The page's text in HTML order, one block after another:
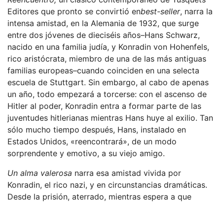
Editores que pronto se convirtió enbest-seller, narra la
intensa amistad, en la Alemania de 1932, que surge
entre dos jóvenes de dieciséis años–Hans Schwarz,
nacido en una familia judía, y Konradin von Hohenfels,
rico aristócrata, miembro de una de las más antiguas
familias europeas–cuando coinciden en una selecta
escuela de Stuttgart. Sin embargo, al cabo de apenas
un año, todo empezará a torcerse: con el ascenso de
Hitler al poder, Konradin entra a formar parte de las
juventudes hitlerianas mientras Hans huye al exilio. Tan
sólo mucho tiempo después, Hans, instalado en
Estados Unidos, «reencontrará», de un modo
sorprendente y emotivo, a su viejo amigo.
Un alma valerosa narra esa amistad vivida por
Konradin, el rico nazi, y en circunstancias dramáticas.
Desde la prisión, aterrado, mientras espera a que